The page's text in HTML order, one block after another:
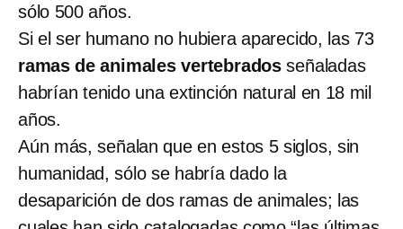
sólo 500 años.
Si el ser humano no hubiera aparecido, las 73
ramas de animales vertebrados señaladas
habrían tenido una extinción natural en 18 mil
años.
Aún más, señalan que en estos 5 siglos, sin
humanidad, sólo se habría dado la
desaparición de dos ramas de animales; las